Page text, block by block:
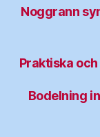
Noggrann
Praktiska
Bodelning